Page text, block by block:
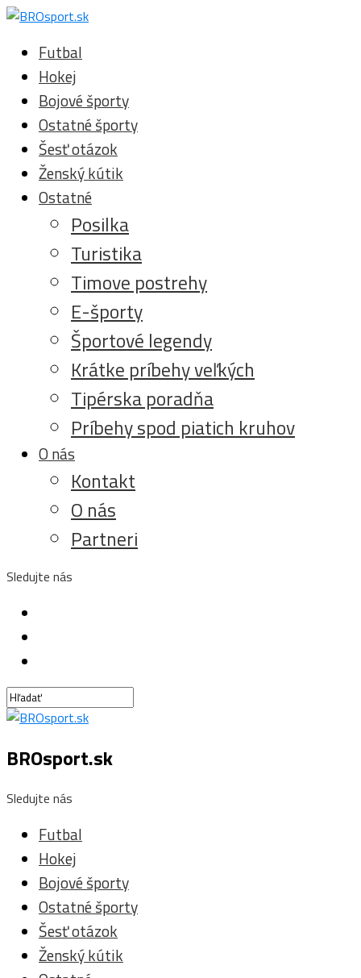
Futbal
Hokej
Bojové športy
Ostatné športy
Šesť otázok
Ženský kútik
Ostatné
Posilka
Turistika
Timove postrehy
E-športy
Športové legendy
Krátke príbehy veľkých
Tipérska poradňa
Príbehy spod piatich kruhov
O nás
Kontakt
O nás
Partneri
Sledujte nás
BROsport.sk
Sledujte nás
Futbal
Hokej
Bojové športy
Ostatné športy
Šesť otázok
Ženský kútik